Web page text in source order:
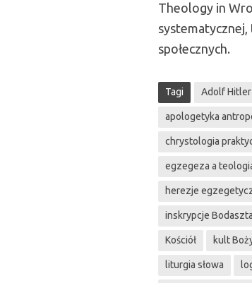
Theology in
społecznych.
Tagi Adolf Hitler
apologetyka
chrystologia
egzegeza a
herezje
inskrypcje
Kościół kult
liturgia słowa